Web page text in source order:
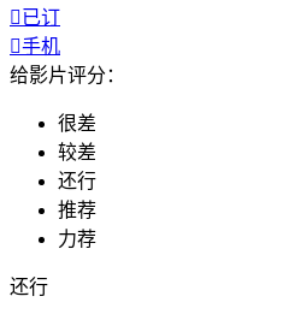
已订
手机
给影片评分：
很差
较差
还行
推荐
力荐
还行